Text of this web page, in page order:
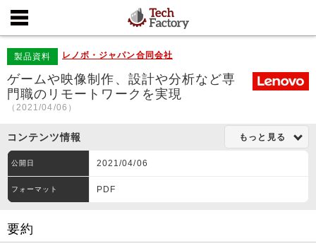
製品資料 レノボ・ジャパン合同会社
ゲームや映像制作、設計や分析など専
門職のリモートワークを実現
（2021/04/06）
コンテンツ情報 もっと見る
公開日 2021/04/06
フォーマット PDF
要約